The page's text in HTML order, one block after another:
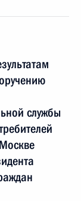
службы